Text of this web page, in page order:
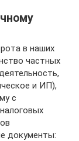
в наших
частных
и ИП),
с
документы: